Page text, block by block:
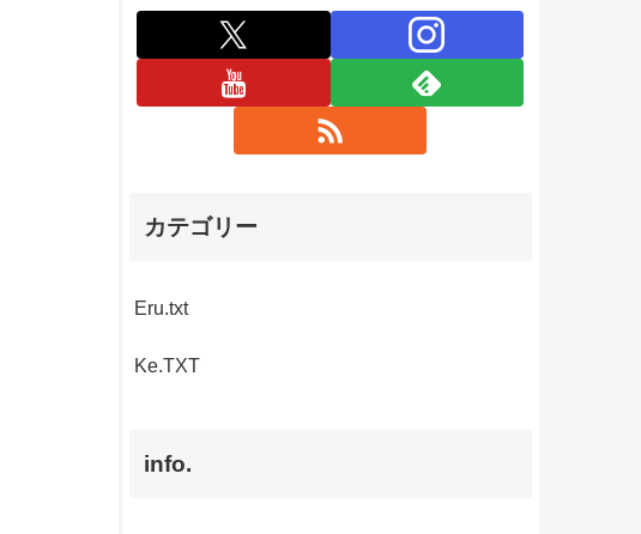
カテゴリー
Eru.txt
Ke.TXT
info.